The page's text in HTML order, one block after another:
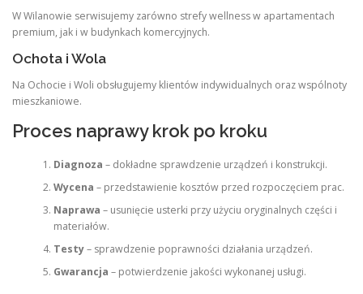
W Wilanowie serwisujemy zarówno strefy wellness w apartamentach
premium, jak i w budynkach komercyjnych.
Ochota i Wola
Na Ochocie i Woli obsługujemy klientów indywidualnych oraz wspólnoty
mieszkaniowe.
Proces naprawy krok po kroku
Diagnoza – dokładne sprawdzenie urządzeń i konstrukcji.
Wycena – przedstawienie kosztów przed rozpoczęciem prac.
Naprawa – usunięcie usterki przy użyciu oryginalnych części i
materiałów.
Testy– sprawdzenie poprawności działania urządzeń.
Gwarancja – potwierdzenie jakości wykonanej usługi.